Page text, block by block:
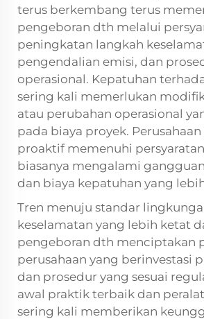
terus berkembang terus
pengeboran dth melalui
peningkatan langkah
pengendalian emisi, dan
operasional. Kepatuhan
sering kali memerlukan
atau perubahan operasional
pada biaya proyek. Perusahaan
proaktif memenuhi
biasanya mengalami
dan biaya kepatuhan yang
Tren menuju standar
keselamatan yang lebih ketat
pengeboran dth menciptakan
perusahaan yang berinvestasi
dan prosedur yang sesuai
awal praktik terbaik dan
sering kali memberikan